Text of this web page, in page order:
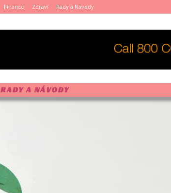
Finance Zdraví Rady a Návody
RADY A NÁVODY